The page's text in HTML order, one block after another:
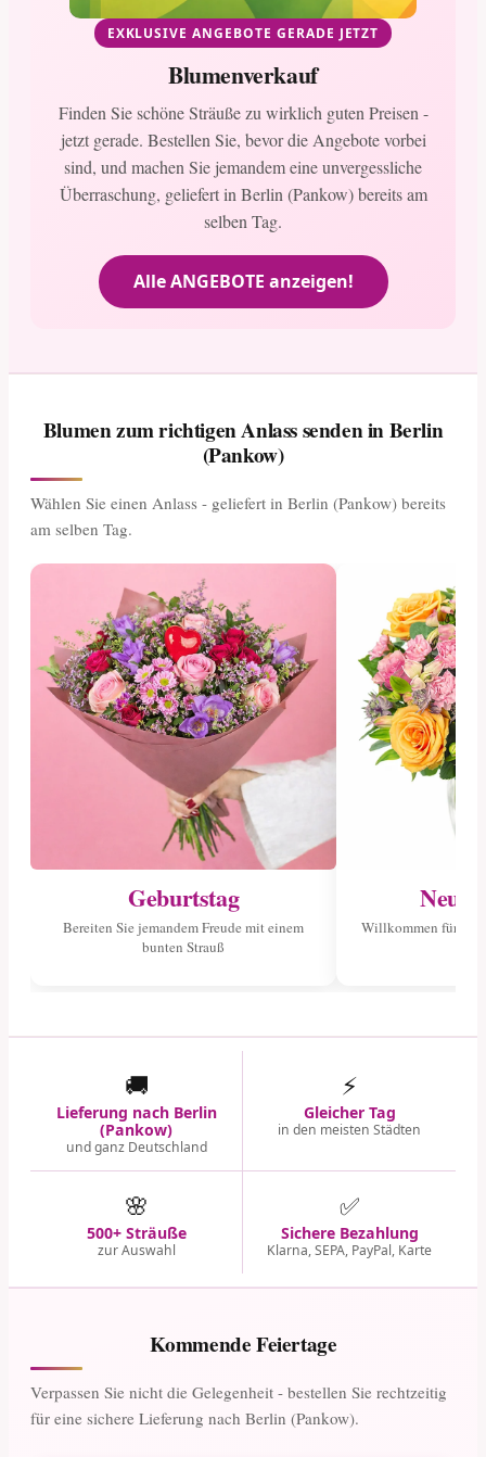
EXKLUSIVE ANGEBOTE GERADE JETZT
Blumenverkauf
Finden Sie schöne Sträuße zu wirklich guten Preisen -
jetzt gerade. Bestellen Sie, bevor die Angebote vorbei
sind, und machen Sie jemandem eine unvergessliche
Überraschung, geliefert in Berlin (Pankow) bereits am
selben Tag.
Alle ANGEBOTE anzeigen!
Blumen zum richtigen Anlass senden in Berlin
(Pankow)
Wählen Sie einen Anlass - geliefert in Berlin (Pankow) bereits
am selben Tag.
Geburtstag
Bereiten Sie jemandem Freude mit einem
bunten Strauß
Willkommen für
🚚
Lieferung nach Berlin
(Pankow)
und ganz Deutschland
⚡
Gleicher Tag
in den meisten Städten
🌸
500+ Sträuße
zur Auswahl
✅
Sichere Bezahlung
Klarna, SEPA, PayPal, Karte
Kommende Feiertage
Verpassen Sie nicht die Gelegenheit - bestellen Sie rechtzeitig
für eine sichere Lieferung nach Berlin (Pankow).